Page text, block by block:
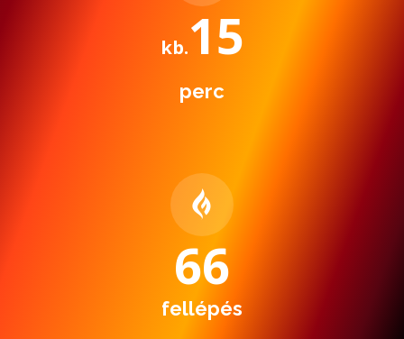
kb.15
perc
67
fellépés